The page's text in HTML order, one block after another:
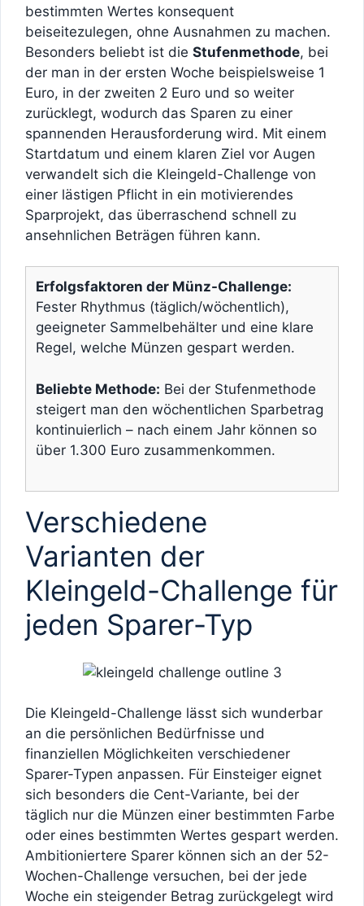
bestimmten Wertes konsequent
beiseitezulegen, ohne Ausnahmen zu machen.
Besonders beliebt ist die Stufenmethode, bei
der man in der ersten Woche beispielsweise 1
Euro, in der zweiten 2 Euro und so weiter
zurücklegt, wodurch das Sparen zu einer
spannenden Herausforderung wird. Mit einem
Startdatum und einem klaren Ziel vor Augen
verwandelt sich die Kleingeld-Challenge von
einer lästigen Pflicht in ein motivierendes
Sparprojekt, das überraschend schnell zu
ansehnlichen Beträgen führen kann.
Erfolgsfaktoren der Münz-Challenge:
Fester Rhythmus (täglich/wöchentlich),
geeigneter Sammelbehälter und eine klare
Regel, welche Münzen gespart werden.
Beliebte Methode: Bei der Stufenmethode
steigert man den wöchentlichen Sparbetrag
kontinuierlich – nach einem Jahr können so
über 1.300 Euro zusammenkommen.
Verschiedene
Varianten der
Kleingeld-Challenge für
jeden Sparer-Typ
Die Kleingeld-Challenge lässt sich wunderbar
an die persönlichen Bedürfnisse und
finanziellen Möglichkeiten verschiedener
Sparer-Typen anpassen. Für Einsteiger eignet
sich besonders die Cent-Variante, bei der
täglich nur die Münzen einer bestimmten Farbe
oder eines bestimmten Wertes gespart werden.
Ambitioniertere Sparer können sich an der 52-
Wochen-Challenge versuchen, bei der jede
Woche ein steigender Betrag zurückgelegt wird